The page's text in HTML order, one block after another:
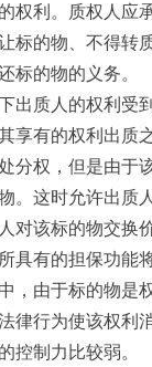
权利。质权人应
标的物、不得转
标的物的义务。
质人的权利受到
享有的权利出质
分权，但是由于
。这时允许出质
对该标的物交换
具有的担保功能
，由于标的物是
律行为使该权利
控制力比较弱。